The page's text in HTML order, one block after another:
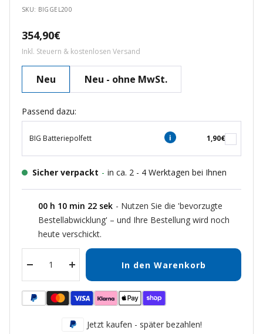
SKU: BIGGEL200
Angebotspreis
354,90€
Inkl. Steuern & kostenlosen Versand
Neu Neu - ohne MwSt.
Passend dazu:
BIG Batteriepolfett 1,90€
Sicher verpackt - in ca. 2 - 4 Werktagen bei Ihnen
00 h 10 min 21 sek - Nutzen Sie die 'bevorzugte
Bestellabwicklung' – und Ihre Bestellung wird noch
heute verschickt.
Menge
verringern
Menge
erhöhen
In den Warenkorb
Jetzt kaufen - später bezahlen!